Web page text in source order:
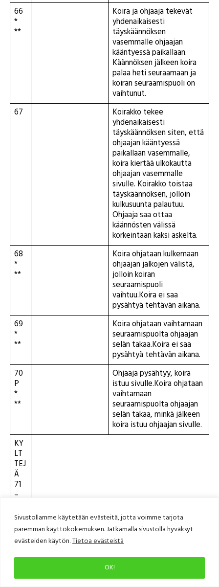
Sivustollamme käytetään evästeitä, jotta voimme tarjota
paremman käyttökokemuksen. Jatkamalla sivustolla hyväksyt
evästeiden käytön.Tietoa evästeistä
OK!
66
*
**
Koira ja ohjaaja tekevät
yhdenaikaisesti
täyskäännöksen
vasemmalle ohjaajan
kääntyessä paikallaan.
Käännöksen jälkeen koira
palaa heti seuraamaan ja
koiran seuraamispuoli on
vaihtunut.
67
Koirakko tekee
yhdenaikaisesti
täyskäännöksen siten, että
ohjaajan kääntyessä
paikallaan vasemmalle,
koira kiertää ulkokautta
ohjaajan vasemmalle
sivulle. Koirakko toistaa
täyskäännöksen, jolloin
kulkusuunta palautuu.
Ohjaaja saa ottaa
käännösten välissä
korkeintaan kaksi askelta.
68
*
**
Koira ohjataan kulkemaan
ohjaajan jalkojen välistä,
jolloin koiran
seuraamispuoli
vaihtuu.Koira ei saa
pysähtyä tehtävän aikana.
69
*
**
Koira ohjataan vaihtamaan
seuraamispuolta ohjaajan
selän takaa.Koira ei saa
pysähtyä tehtävän aikana.
70
P
*
**
Ohjaaja pysähtyy, koira
istuu sivulle.Koira ohjataan
vaihtamaan
seuraamispuolta ohjaajan
selän takaa, minkä jälkeen
koira istuu ohjaajan sivulle.
KY
LT
TEJ
Ä
71
–
KÄ
YT
ET
ÄÄ
N
DA